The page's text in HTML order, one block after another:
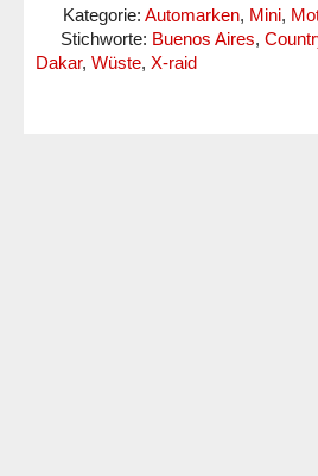
Kategorie: Automarken, Mini,
Stichworte: Buenos Aires,
Dakar, Wüste, X-raid